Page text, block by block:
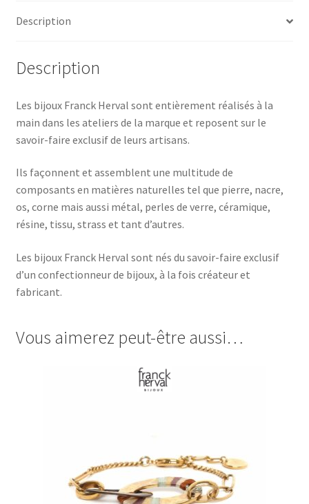
Description
Description
Les bijoux Franck Herval sont entièrement réalisés à la
main dans les ateliers de la marque et reposent sur le
savoir-faire exclusif de leurs artisans.
Ils façonnent et assemblent une multitude de
composants en matières naturelles tel que pierre, nacre,
os, corne mais aussi métal, perles de verre, céramique,
résine, tissu, strass et tant d’autres.
Les bijoux Franck Herval sont nés du savoir-faire exclusif
d’un confectionneur de bijoux, à la fois créateur et
fabricant.
Vous aimerez peut-être aussi…